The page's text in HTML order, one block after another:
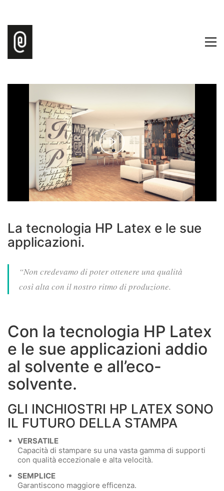
Play
Video
La tecnologia HP Latex e le sue
applicazioni.
“Non credevamo di poter ottenere una qualità
così alta con il nostro ritmo di produzione.
Con la tecnologia HP Latex
e le sue applicazioni addio
al solvente e all’eco-
solvente.
GLI INCHIOSTRI HP LATEX SONO
IL FUTURO DELLA STAMPA
VERSATILE
Capacità di stampare su una vasta gamma di supporti
con qualità eccezionale e alta velocità.
SEMPLICE
Garantiscono maggiore efficenza.